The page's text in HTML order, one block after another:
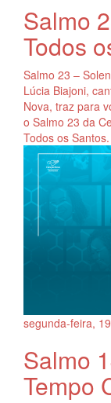
Salmo
Todos
Salmo 23 –
Lúcia Biajoni,
Nova, traz para
o Salmo 23 da
Todos os
segunda-feira, 19
Salmo
Tempo